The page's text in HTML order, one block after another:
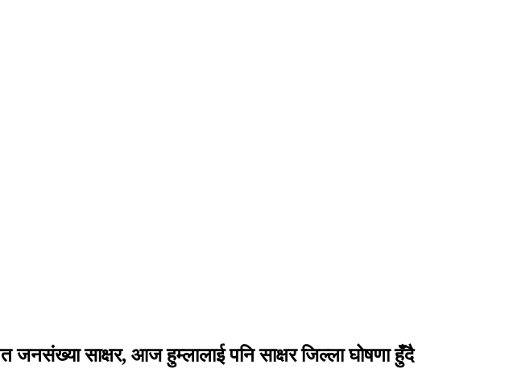
साक्षर, आज हुम्लालाई पनि साक्षर जिल्ला घोषणा हुँदै